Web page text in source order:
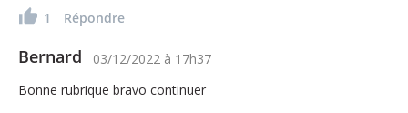
1 Répondre
Bernard 03/12/2022 à 17h37
Bonne rubrique bravo continuer